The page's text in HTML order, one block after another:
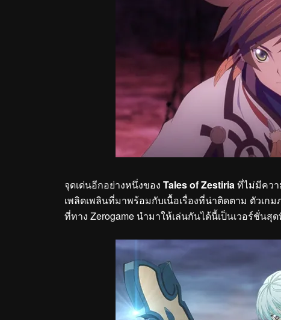
จุดเด่นอีกอย่างหนึ่งของ Tales of Zestiriaที่ไม่มีคว
เพลิดเพลินที่มาพร้อมกับเนื้อเรื่องที่น่าติดตาม ตัวเก
ที่ทาง Zerogame นำมาให้เล่นกันได้นี้เป็นเวอร์ชั่น